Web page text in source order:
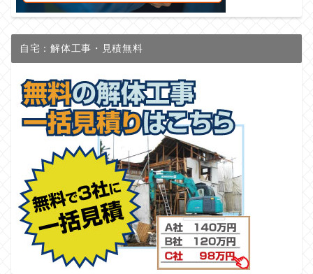
自宅：解体工事・見積無料